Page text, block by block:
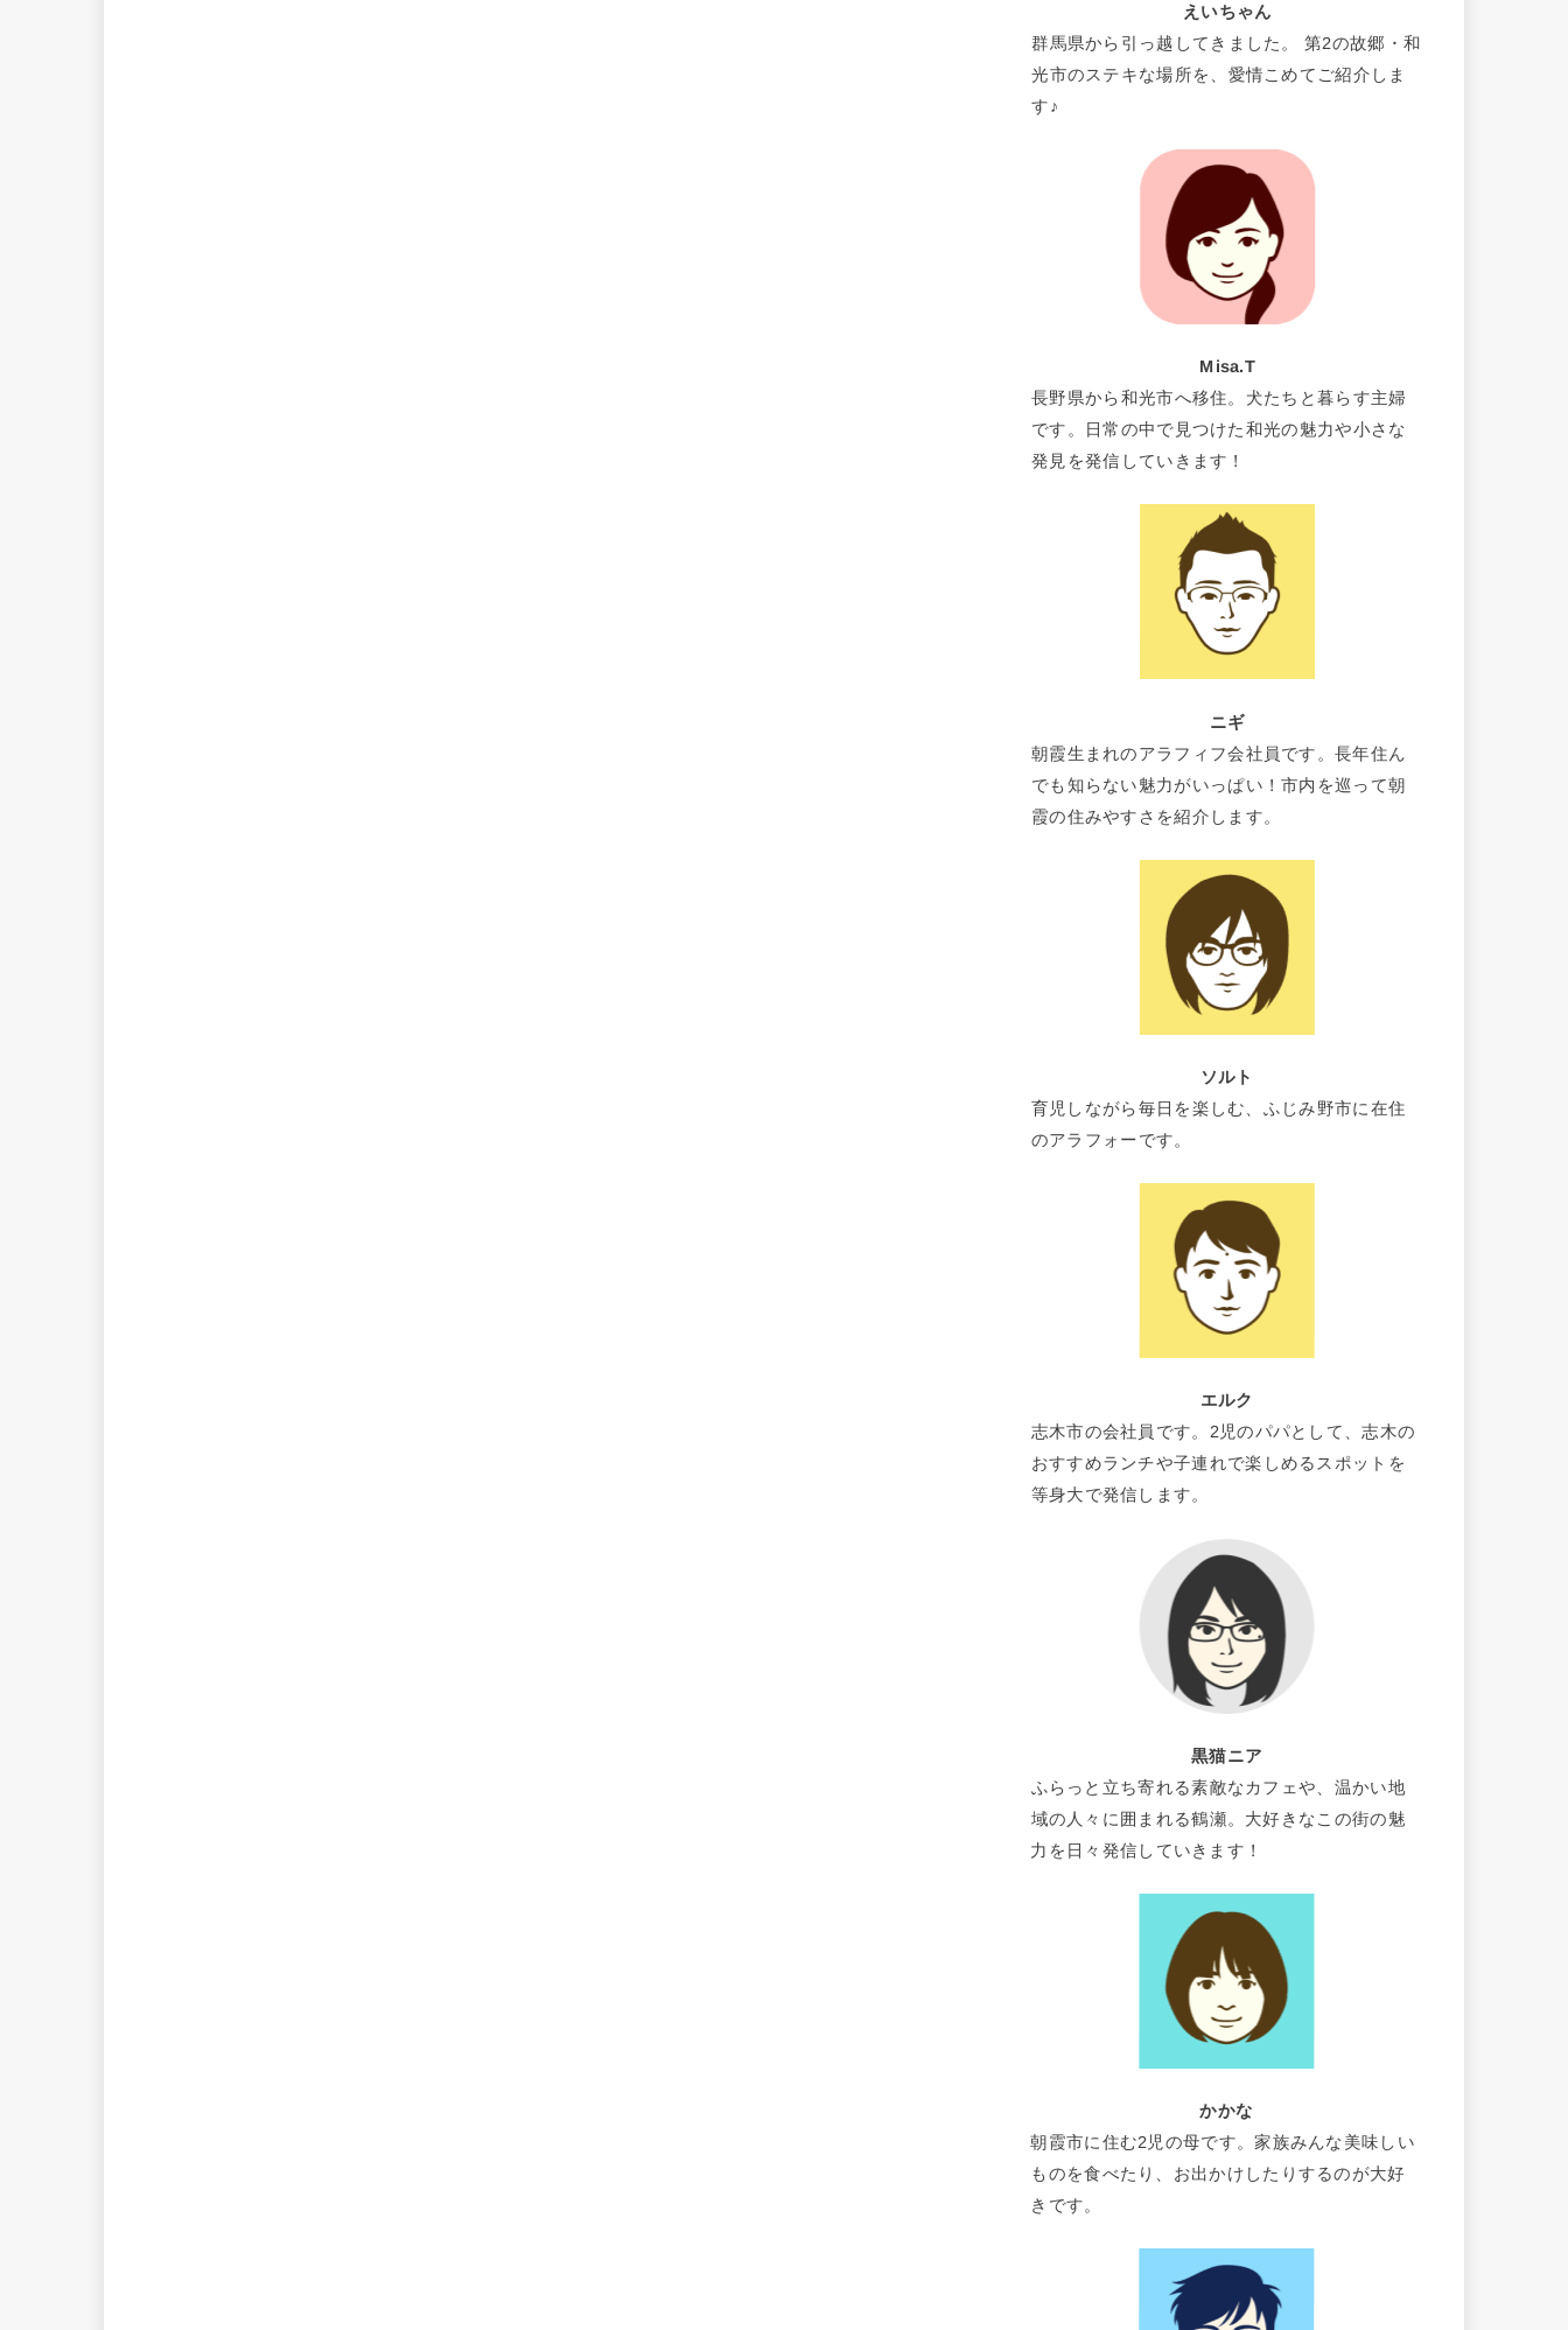
えいちゃん
群馬県から引っ越してきました。 第2の故郷・和
光市のステキな場所を、愛情こめてご紹介しま
す♪
Misa.T
長野県から和光市へ移住。犬たちと暮らす主婦
です。日常の中で見つけた和光の魅力や小さな
発見を発信していきます！
ニギ
朝霞生まれのアラフィフ会社員です。長年住ん
でも知らない魅力がいっぱい！市内を巡って朝
霞の住みやすさを紹介します。
ソルト
育児しながら毎日を楽しむ、ふじみ野市に在住
のアラフォーです。
エルク
志木市の会社員です。2児のパパとして、志木の
おすすめランチや子連れで楽しめるスポットを
等身大で発信します。
黒猫ニア
ふらっと立ち寄れる素敵なカフェや、温かい地
域の人々に囲まれる鶴瀬。大好きなこの街の魅
力を日々発信していきます！
かかな
朝霞市に住む2児の母です。家族みんな美味しい
ものを食べたり、お出かけしたりするのが大好
きです。